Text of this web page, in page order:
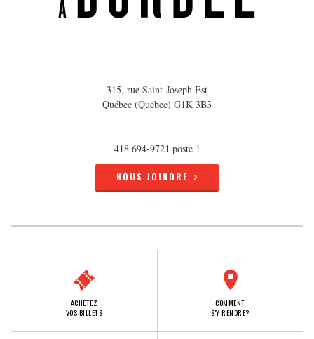
315, rue Saint-Joseph Est
Québec (Québec) G1K 3B3
418 694-9721 poste 1
NOUS JOINDRE
ACHETEZ
VOS BILLETS
COMMENT
S'Y RENDRE?